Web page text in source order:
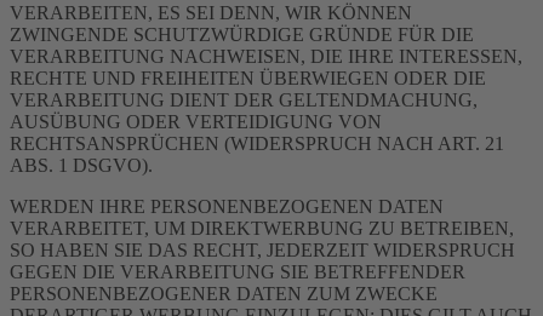
VERARBEITEN, ES SEI DENN, WIR KÖNNEN
ZWINGENDE SCHUTZWÜRDIGE GRÜNDE FÜR DIE
VERARBEITUNG NACHWEISEN, DIE IHRE INTERESSEN,
RECHTE UND FREIHEITEN ÜBERWIEGEN ODER DIE
VERARBEITUNG DIENT DER GELTENDMACHUNG,
AUSÜBUNG ODER VERTEIDIGUNG VON
RECHTSANSPRÜCHEN (WIDERSPRUCH NACH ART. 21
ABS. 1 DSGVO).
WERDEN IHRE PERSONENBEZOGENEN DATEN
VERARBEITET, UM DIREKTWERBUNG ZU BETREIBEN,
SO HABEN SIE DAS RECHT, JEDERZEIT WIDERSPRUCH
GEGEN DIE VERARBEITUNG SIE BETREFFENDER
PERSONENBEZOGENER DATEN ZUM ZWECKE